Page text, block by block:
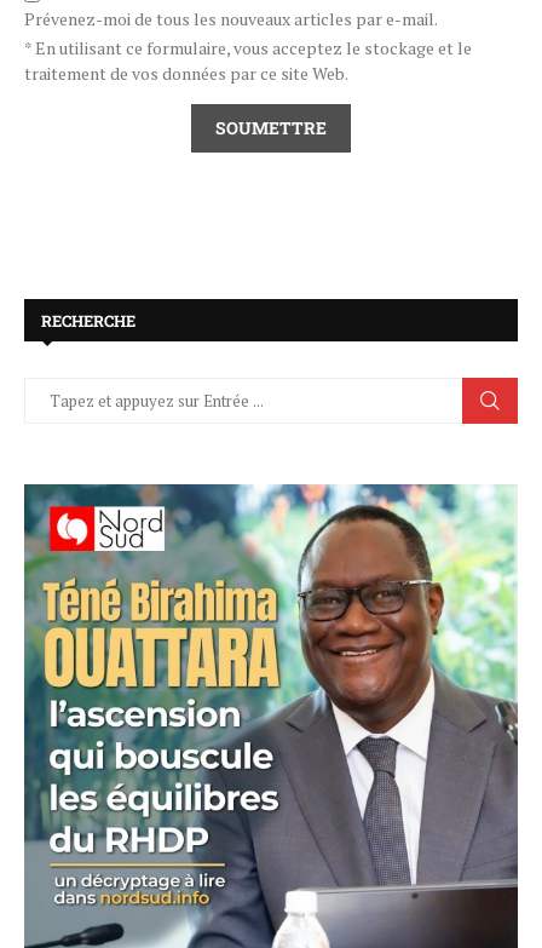
Prévenez-moi de tous les nouveaux articles par e-mail.
* En utilisant ce formulaire, vous acceptez le stockage et le
traitement de vos données par ce site Web.
RECHERCHE